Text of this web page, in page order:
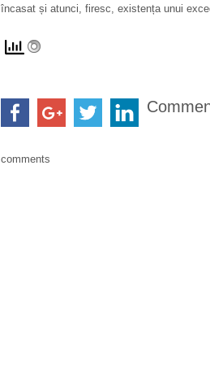
încasat și atunci, firesc, existența unui
comments